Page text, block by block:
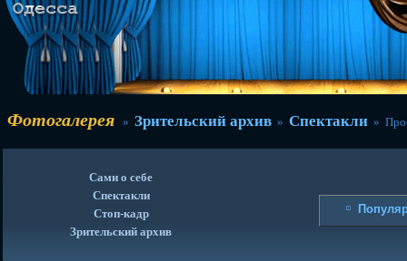
Фотогалерея » Зрительский архив » Спектакли »
Сами о себе
Спектакли
Стоп-кадр
Зрительский архив